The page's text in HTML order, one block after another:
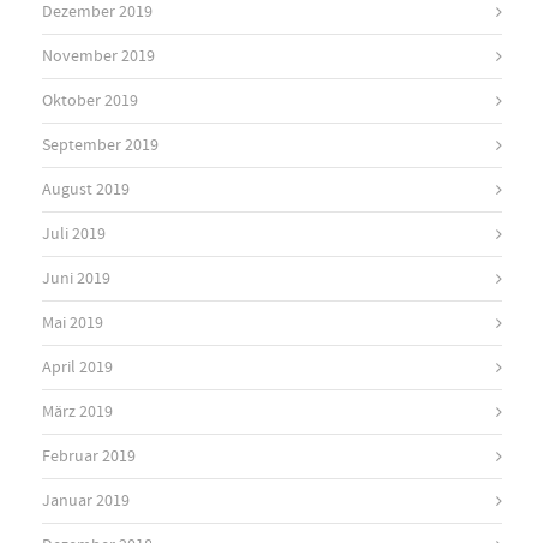
Dezember 2019
November 2019
Oktober 2019
September 2019
August 2019
Juli 2019
Juni 2019
Mai 2019
April 2019
März 2019
Februar 2019
Januar 2019